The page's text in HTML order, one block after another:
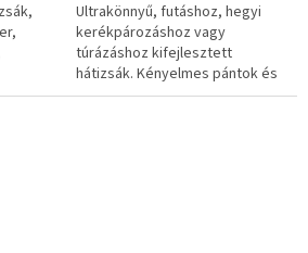
Ultrakönnyű, futáshoz, hegyi
kerékpározáshoz vagy
túrázáshoz kifejlesztett
hátizsák. Kényelmes pántok és
hátrendszer nagyszerű